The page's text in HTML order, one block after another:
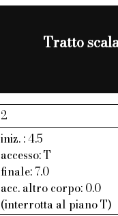
Tratto
2
iniz. : 4.5
accesso: T
finale: 7.0
acc. altro corpo: 0.0
(interrotta al piano T)